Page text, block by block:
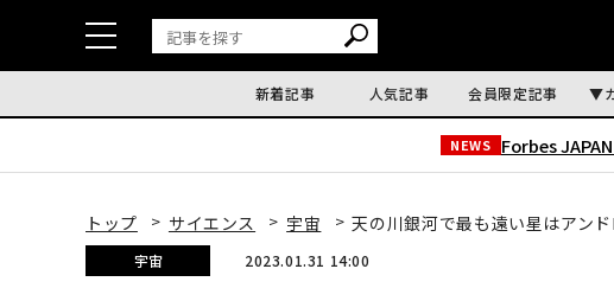
新着記事 人気記事 会員限定記事
NEWS Forbes
トップ サイエンス 宇宙 天の川銀河で最も遠い星はアン
宇宙 2023.01.31 14:00